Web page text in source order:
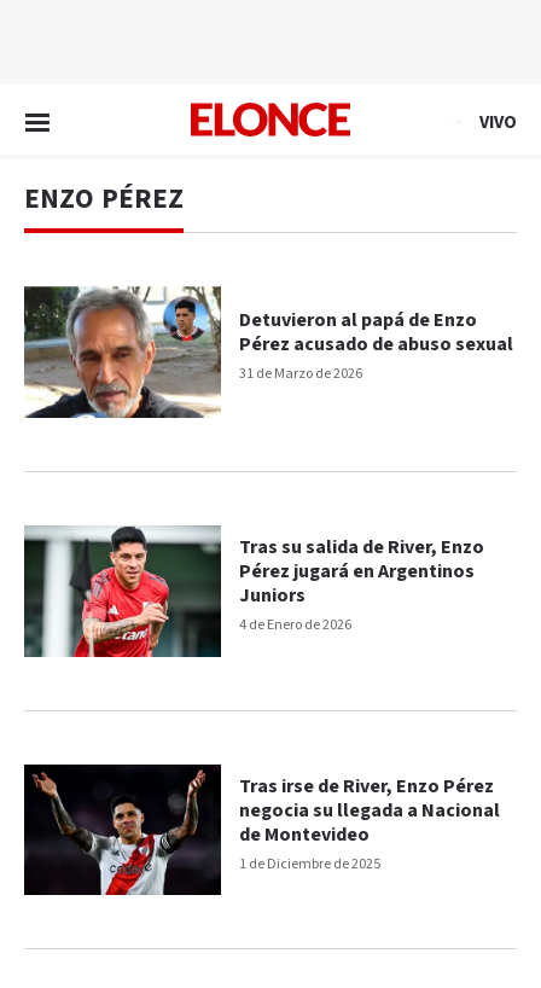
VIVO
ENZO PÉREZ
31 de Marzo de 2026
Detuvieron al papá de Enzo
Pérez acusado de abuso sexual
4 de Enero de 2026
Tras su salida de River, Enzo
Pérez jugará en Argentinos
Juniors
1 de Diciembre de 2025
Tras irse de River, Enzo Pérez
negocia su llegada a Nacional
de Montevideo